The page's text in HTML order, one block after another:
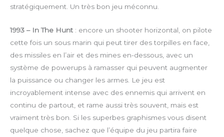
stratégiquement. Un très bon jeu méconnu.
1993 – In The Hunt : encore un shooter horizontal, on pilote
cette fois un sous marin qui peut tirer des torpilles en face,
des missiles en l’air et des mines en-dessous, avec un
système de powerups à ramasser qui peuvent augmenter
la puissance ou changer les armes. Le jeu est
incroyablement intense avec des ennemis qui arrivent en
continu de partout, et rame aussi très souvent, mais est
vraiment très bon. Si les superbes graphismes vous disent
quelque chose, sachez que l’équipe du jeu partira faire